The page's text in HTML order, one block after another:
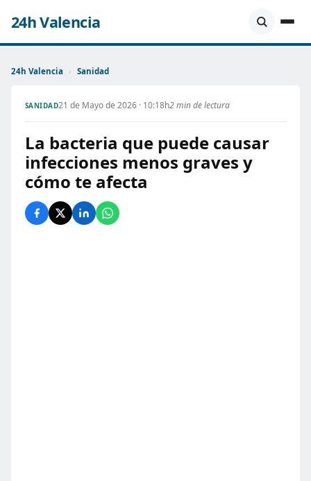
24h Valencia
24h Valencia › Sanidad
SANIDAD21 de Mayo de 2026 · 10:18h2 min de lectura
La bacteria que puede causar
infecciones menos graves y
cómo te afecta